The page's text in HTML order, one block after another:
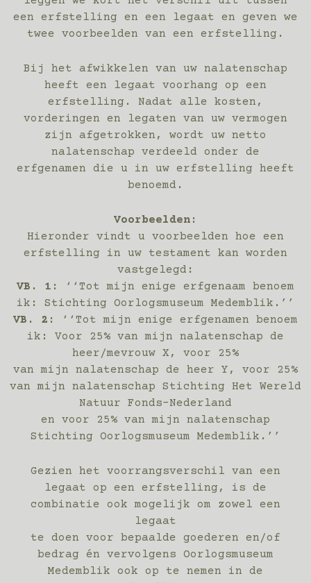
een erfstelling en een legaat en geven we
twee voorbeelden van een erfstelling.
Bij het afwikkelen van uw nalatenschap
heeft een legaat voorhang op een
erfstelling. Nadat alle kosten,
vorderingen en legaten van uw vermogen
zijn afgetrokken, wordt uw netto
nalatenschap verdeeld onder de
erfgenamen die u in uw erfstelling heeft
benoemd.
Voorbeelden:
Hieronder vindt u voorbeelden hoe een
erfstelling in uw testament kan worden
vastgelegd:
VB. 1:
‘‘Tot mijn enige erfgenaam benoem
ik: Stichting Oorlogsmuseum Medemblik.’’
VB. 2:
‘‘Tot mijn enige erfgenamen benoem
ik: Voor 25% van mijn nalatenschap de
heer/mevrouw X, voor 25%
van mijn nalatenschap de heer Y, voor 25%
van mijn nalatenschap Stichting Het Wereld
Natuur Fonds-Nederland
en voor 25% van mijn nalatenschap
Stichting Oorlogsmuseum Medemblik.’’
Gezien het voorrangsverschil van een
legaat op een erfstelling, is de
combinatie ook mogelijk om zowel een
legaat
te doen voor bepaalde goederen en/of
bedrag én vervolgens Oorlogsmuseum
Medemblik ook op te nemen in de